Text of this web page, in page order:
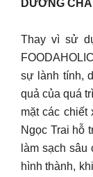
DƯỠNG
Thay vì sử
sự lành tính,
quả của quá
mặt các chiết
Ngọc Trai hỗ
làm sạch
hình thành,